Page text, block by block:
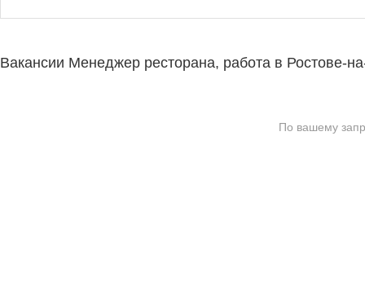
Вакансии Менеджер ресторана, работа в Ростове-
По вашему